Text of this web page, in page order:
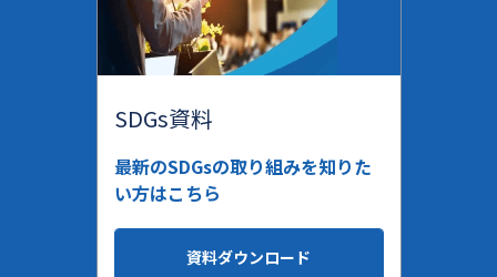
SDGs資料
最新のSDGsの取り組みを知りた
い方はこちら
資料ダウンロード